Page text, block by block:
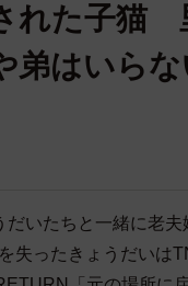
れた子猫
弟はいら
いたちと一緒に老夫
失ったきょうだいは